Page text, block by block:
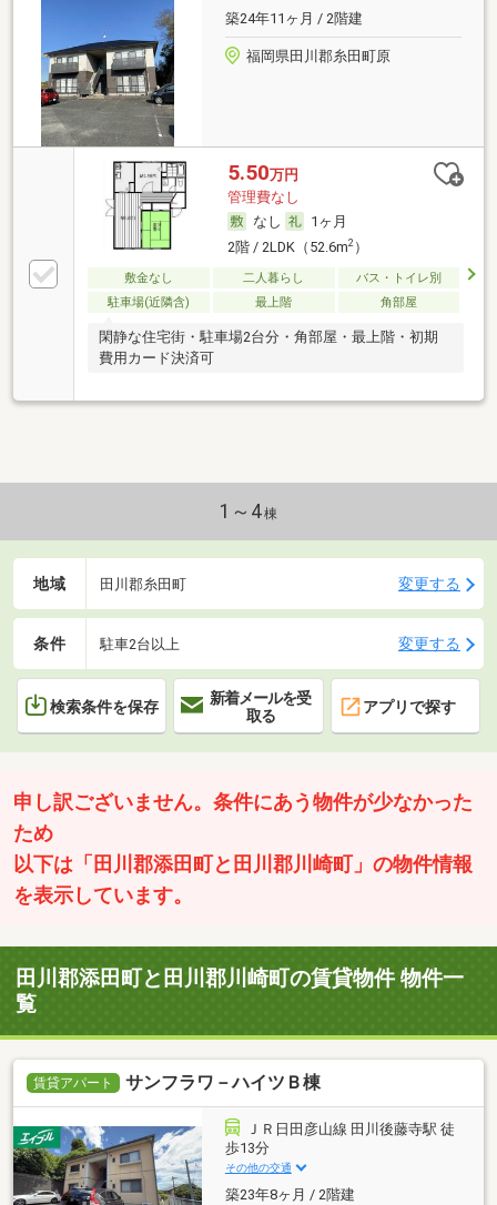
築24年11ヶ月 / 2階建
福岡県田川郡糸田町原
5.50万円
管理費なし
なし
1ヶ月
2階 / 2LDK（52.6m2）
敷金なし 二人暮らし
バス・トイレ別
駐車場(近隣含)
最上階 角部屋
閑静な住宅街・駐車場2台分・角部屋・最上階・初期
費用カード決済可
1～4棟
地域 田川郡糸田町 変更する
条件 駐車2台以上 変更する
検索条件を保存
新着メールを受
取る
アプリで探す
申し訳ございません。条件にあう物件が少なかった
ため
以下は「田川郡添田町と田川郡川崎町」の物件情報
を表示しています。
田川郡添田町と田川郡川崎町の賃貸物件 物件一
覧
賃貸アパート サンフラワ－ハイツＢ棟
ＪＲ日田彦山線 田川後藤寺駅 徒
歩13分
その他の交通
築23年8ヶ月 / 2階建